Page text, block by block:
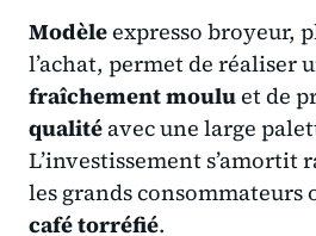
Modèleexpresso broyeur,
l’achat, permet de réaliser
fraîchement mouluet de
qualité avec une large
L’investissement s’amortit
les grands consommateurs
café torréfié.